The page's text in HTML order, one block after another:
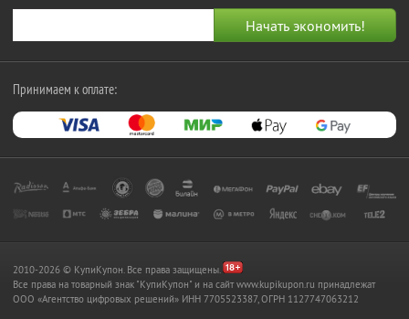
Принимаем к оплате:
2010-2026 © КупиКупон. Все права защищены.
Все права на товарный знак "КупиКупон" и на сайт www.kupikupon.ru принадлежат
OOO «Агентство цифровых решений» ИНН 7705523387, ОГРН 1127747063212